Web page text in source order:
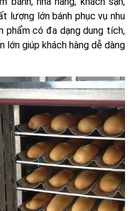
lượng lớn bánh phục vụ nhu
phẩm có đa dạng dung tích,
lớn giúp khách hàng dễ dàng